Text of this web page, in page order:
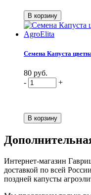
Семена Капуста
80 руб.
-
+
Интернет-магазин
доставкой по всей
поздней капусты